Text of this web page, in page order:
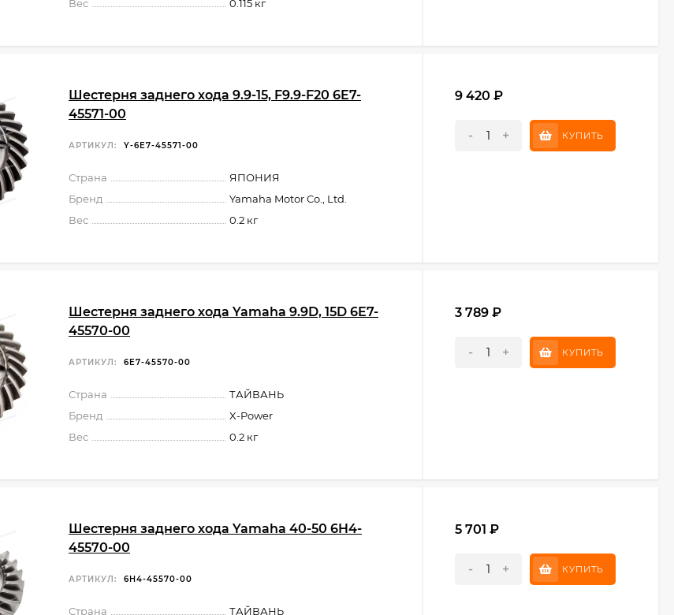
Вес
0.115 кг
Шестерня заднего хода 9.9-15, F9.9-F20 6E7-
45571-00
АРТИКУЛ: Y-6E7-45571-00
Страна
ЯПОНИЯ
Бренд
Yamaha Motor Co., Ltd.
Вес
0.2 кг
9 420 ₽
- + КУПИТЬ
Шестерня заднего хода Yamaha 9.9D, 15D 6E7-
45570-00
АРТИКУЛ: 6E7-45570-00
Страна
ТАЙВАНЬ
Бренд
X-Power
Вес
0.2 кг
3 789 ₽
- + КУПИТЬ
Шестерня заднего хода Yamaha 40-50 6H4-
45570-00
АРТИКУЛ: 6H4-45570-00
Страна
ТАЙВАНЬ
5 701 ₽
- + КУПИТЬ